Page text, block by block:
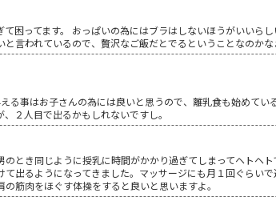
困ってます。 おっぱいの為にはブラはしないほうがいいら
言われているので、贅沢なご飯だとでるということなのかな
る事はお子さんの為には良いと思うので、離乳食も始めて
２人目で出るかもしれないですし。
とき同じように授乳に時間がかかり過ぎてしまってヘトヘ
出るようになってきました。マッサージにも月１回ぐらい
筋肉をほぐす体操をすると良いと思いますよ。